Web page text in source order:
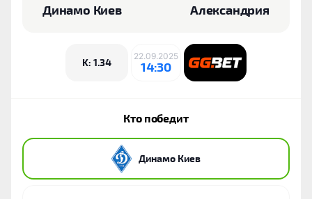
Динамо Киев
Александрия
K: 1.34
22.09.2025
14:30
Кто победит
Динамо Киев